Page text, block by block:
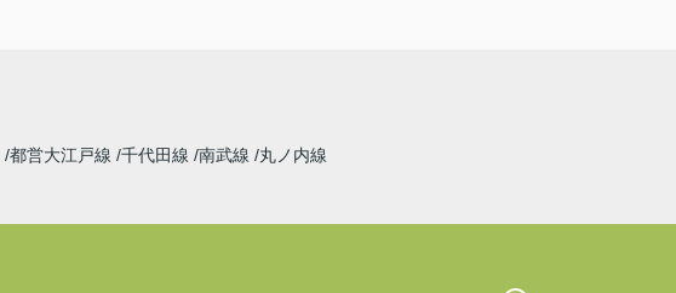
都営大江戸線 千代田線 南武線
丸ノ内線